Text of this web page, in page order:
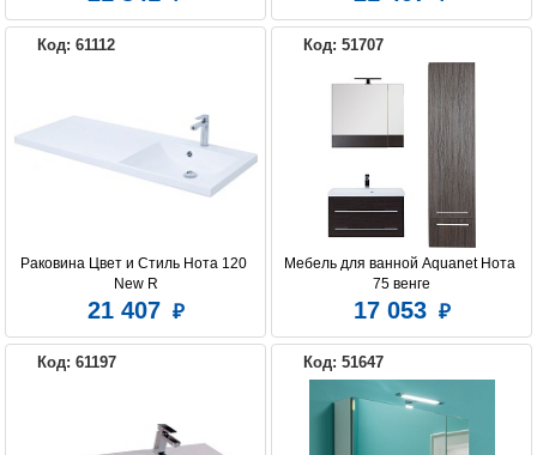
Код: 61112
Раковина Цвет и Стиль Нота 120
New R
21 407
Код: 51707
Мебель для ванной Aquanet Нота
75 венге
17 053
Код: 61197 Код: 51647